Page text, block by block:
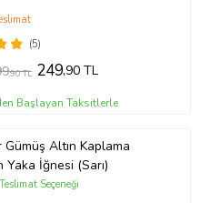
(5)
,90 TL 249,90 TL
Başlayan Taksitlerle
Altın Kaplama
Yaka İğnesi (Sarı)
Seçeneği